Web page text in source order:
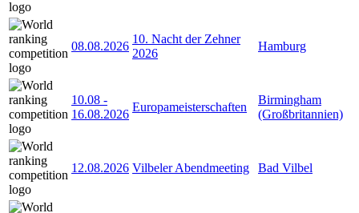
08.08.2026
10. Nacht der Zehner
2026
Hamburg
10.08 -
16.08.2026
Europameisterschaften
Birmingham
(Großbritannien)
12.08.2026 Vilbeler Abendmeeting Bad Vilbel